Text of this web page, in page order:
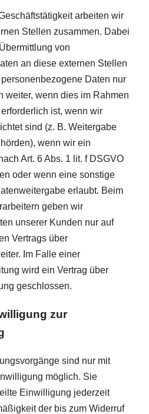
arbeiten wir
Stellen zusammen. Dabei
von
an diese externen Stellen
Daten nur
weiter, wenn dies im Rahmen
ist, wenn wir
sind (z. B. Weitergabe
wenn wir ein
Art. 6 Abs. 1 lit. f DSGVO
oder wenn eine sonstige
erlaubt. Beim
geben wir
unserer Kunden nur auf
Vertrags über
Im Falle einer
wird ein Vertrag über
geschlossen.
zur
sind nur mit
möglich. Sie
Einwilligung jederzeit
der bis zum Widerruf